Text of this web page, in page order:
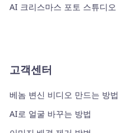
AI 크리스마스 포토 스튜디오
고객센터
베놈 변신 비디오 만드는 방법
AI로 얼굴 바꾸는 방법